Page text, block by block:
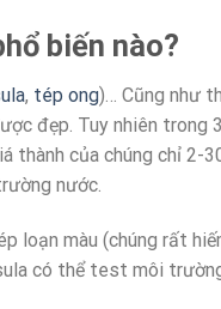
biến nào?
, tép ong)… Cũng như
đẹp. Tuy nhiên trong
của chúng chỉ 2-
nước.
màu (chúng rất
có thể test môi